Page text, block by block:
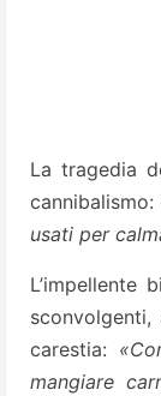
La tragedia
cannibalismo:
usati per
L’impellente
carestia:
mangiare